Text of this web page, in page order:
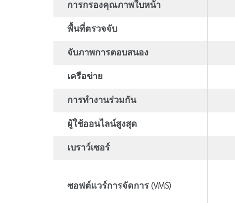
การกรองคุณภาพใบหน้า
พื้นที่ตรวจจับ
จับภาพการตอบสนอง
เครือข่าย
การทํางานร่วมกัน
ผู้ใช้ออนไลน์สูงสุด
เบราว์เซอร์
ซอฟต์แวร์การจัดการ (VMS)